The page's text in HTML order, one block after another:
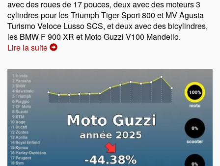
avec des roues de 17 pouces, deux avec des moteurs 3
cylindres pour les Triumph Tiger Sport 800 et MV Agusta
Turismo Veloce Lusso SCS, et deux avec des bicylindres,
les BMW F 900 XR et Moto Guzzi V100 Mandello.
Lire la suite